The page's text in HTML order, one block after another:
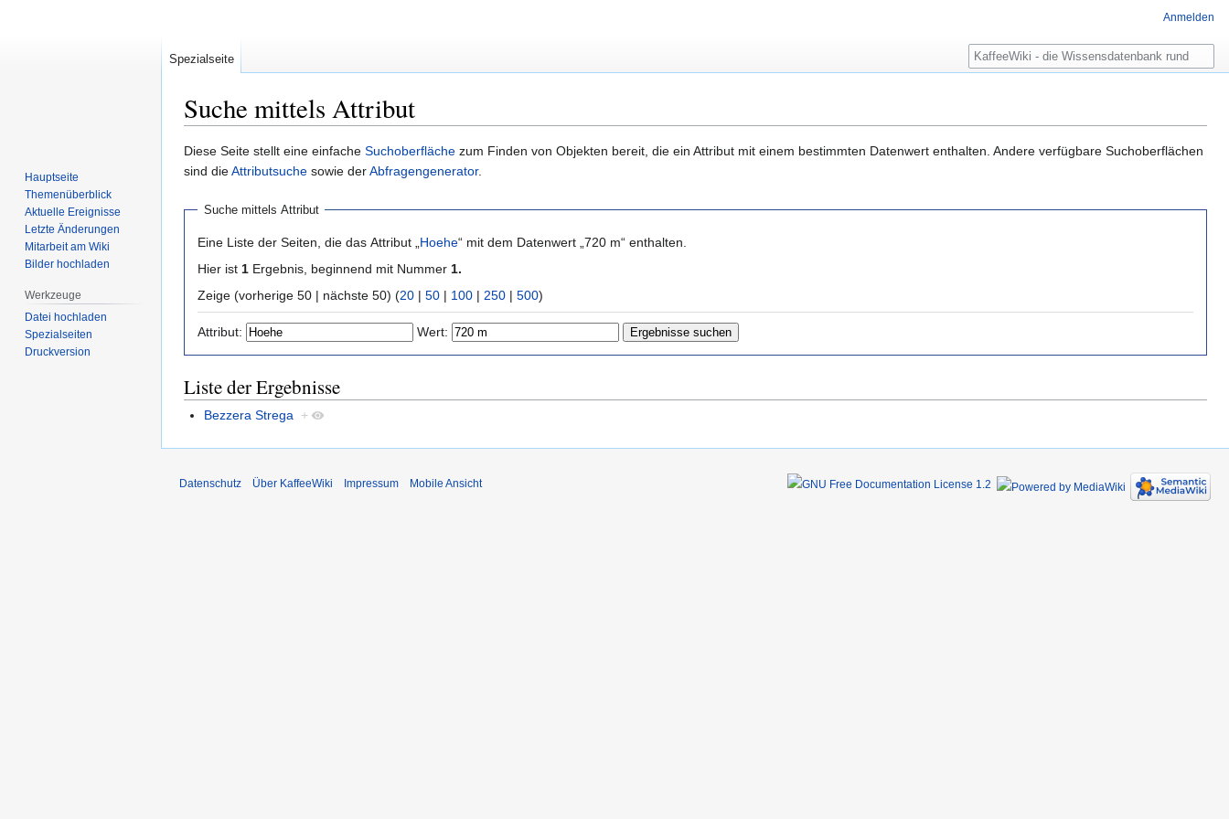
Suche mittels Attribut
Zur
Navigation
Zur
Suche
Diese Seite stellt eine einfache Suchoberfläche zum Finden von Objekten bereit, die ein Attribut mit einem bestimmten Datenwert enthalten. Andere verfügbare Suchoberflächen
sind dieAttributsuche sowie derAbfragengenerator.
Suche mittels Attribut
Eine Liste der Seiten, die das Attribut „ Hoehe“ mit dem Datenwert „ 720 m“ enthalten.
Hier ist 1 Ergebnis, beginnend mit Nummer 1.
Zeige (vorherige 50 | nächste 50) (20 | 50 | 100 | 250 | 500)
Attribut: Wert:
Liste der Ergebnisse
Bezzera Strega +
Anmelden
Spezialseite
Suche
Hauptseite
Themenüberblick
Aktuelle Ereignisse
Letzte Änderungen
Mitarbeit am Wiki
Bilder hochladen
Werkzeuge
Datei hochladen
Spezialseiten
Druckversion
Datenschutz Über KaffeeWiki Impressum Mobile Ansicht